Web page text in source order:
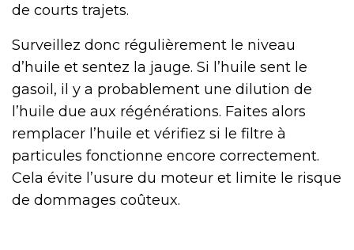
de courts trajets.
Surveillez donc régulièrement le niveau
d’huile et sentez la jauge. Si l’huile sent le
gasoil, il y a probablement une dilution de
l’huile due aux régénérations. Faites alors
remplacer l’huile et vérifiez si le filtre à
particules fonctionne encore correctement.
Cela évite l’usure du moteur et limite le risque
de dommages coûteux.